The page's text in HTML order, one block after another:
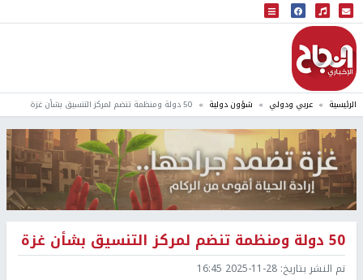
البث المباشر
إذاعة النجاح
الرئيسية عربي ودولي شؤون دولية 50 دولة ومنظمة تنضم لمركز التنسيق بشأن غزة
50 دولة ومنظمة تنضم لمركز التنسيق بشأن غزة
تم النشر بتاريخ: 2025-11-28 16:45